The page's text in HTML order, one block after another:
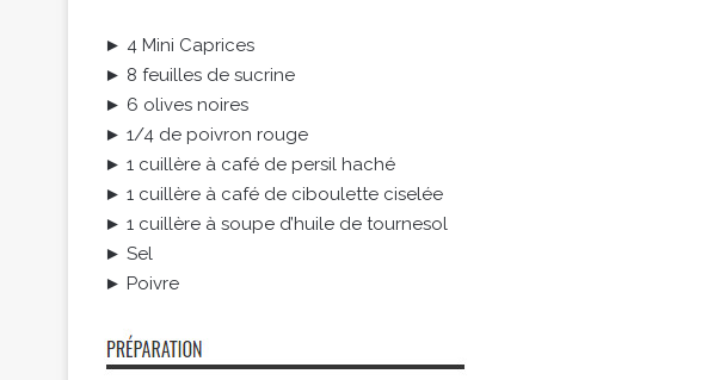
► 4 Mini Caprices
► 8 feuilles de sucrine
► 6 olives noires
► 1/4 de poivron rouge
► 1 cuillère à café de persil haché
► 1 cuillère à café de ciboulette ciselée
► 1 cuillère à soupe d’huile de tournesol
► Sel
► Poivre